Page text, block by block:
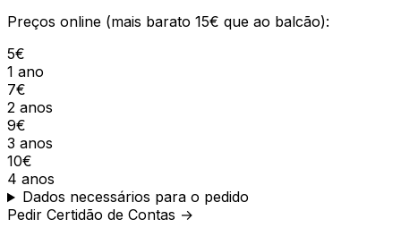
Preços online (mais barato 15€ que ao balcão):
5€
1 ano
7€
2 anos
9€
3 anos
10€
4 anos
Dados necessários para o pedido
Pedir Certidão de Contas →